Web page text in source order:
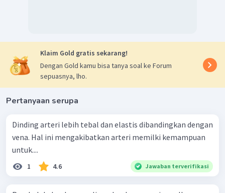
Klaim Gold gratis sekarang!
Dengan Gold kamu bisa tanya soal ke Forum
sepuasnya, lho.
Pertanyaan serupa
Dinding arteri lebih tebal dan elastis dibandingkan dengan
vena. Hal ini mengakibatkan arteri memilki kemampuan
untuk....
1 4.6 Jawaban terverifikasi